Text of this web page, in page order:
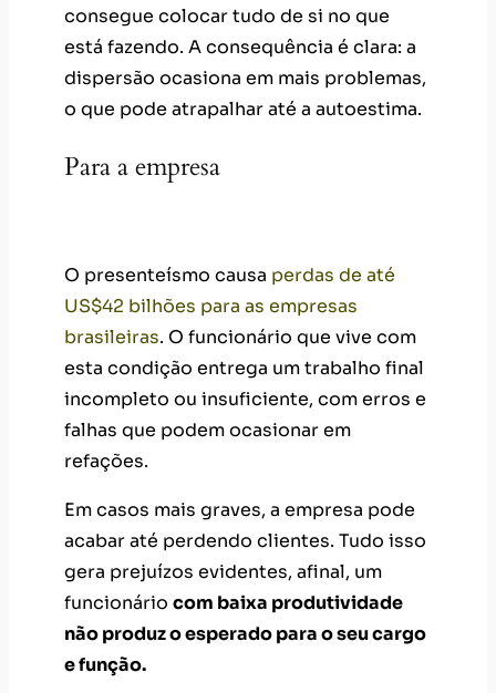
consegue colocar tudo de si no que
está fazendo. A consequência é clara: a
dispersão ocasiona em mais problemas,
o que pode atrapalhar até a autoestima.
Para a empresa
O presenteísmo causa perdas de até
US$42 bilhões para as empresas
brasileiras. O funcionário que vive com
esta condição entrega um trabalho final
incompleto ou insuficiente, com erros e
falhas que podem ocasionar em
refações.
Em casos mais graves, a empresa pode
acabar até perdendo clientes. Tudo isso
gera prejuízos evidentes, afinal, um
funcionário com baixa produtividade
não produz o esperado para o seu cargo
e função.